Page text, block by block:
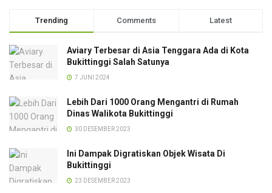
Trending Comments Latest
Aviary Terbesar di Asia Tenggara Ada di Kota
Bukittinggi Salah Satunya
7 JUNI 2024
Lebih Dari 1000 Orang Mengantri di Rumah
Dinas Walikota Bukittinggi
30 DESEMBER 2023
Ini Dampak Digratiskan Objek Wisata Di
Bukittinggi
23 DESEMBER 2023